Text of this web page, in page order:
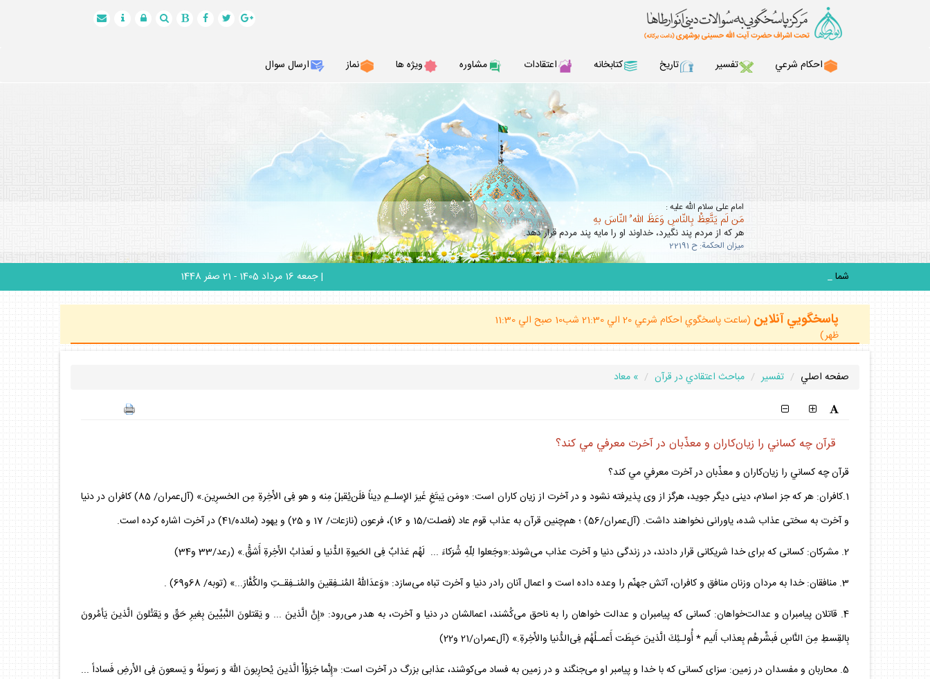
احكام شرعي تفسير تاريخ كتابخانه اعتقادات مشاوره ويژه ها نماز ارسال سوال
امام على سلام الله عليه :
مَن لَم يَتَّعِظْ بِالنّاسِ وَعَظَ اللّه ُ النّاسَ بهِ
هر كه از مردم پند نگيرد، خداوند او را مايه پند مردم قرار دهد.
ميزان الحكمة: ح 22191
شما مي توان | جمعه 16 مرداد 1405 - 21 صفر 1448
پاسخگويي آنلاين
(ساعت پاسخگوي احكام شرعي 20 الي 21:30 شب10 صبح الي 11:30
ظهر)
صفحه اصلي تفسير مباحث اعتقادي در قرآن » معاد
قرآن چه كساني را زيان‌كاران و معذّبان در آخرت معرفي مي كند؟
قرآن چه كساني را زيان‌كاران و معذّبان در آخرت معرفي مي كند؟
1.‌كافران: هر كه جز اسلام، دينى ديگر جويد، هرگز از وى پذيرفته نشود و در آخرت از زيان كاران است: «و‌مَن يَبتَغِ غَيرَ الإِسلـمِ دِيناً فلَن‌يُقبلَ مِنه و هو فِى الأَخِرةِ مِن الخسرِينَ.» (آل‌عمران/ 85) كافران در دنيا
و آخرت به سختى عذاب شده، ياورانى نخواهند داشت. (آل‌عمران/56) ؛ هم‌چنين قرآن به عذاب قوم عاد (فصلت/15 و 16)، فرعون (نازعات/ 17 و 25) و يهود (مائده/41) در آخرت اشاره كرده است.
2. مشركان: كسانى كه براى خدا شريكانى قرار دادند، در زندگى دنيا و آخرت عذاب مى‌شوند:«و‌جَعلوا لِلّهِ شُرَكاءَ ... لَهُم عَذابٌ فِى الحَيوةِ الدُّنيا و لَعذابُ الأَخِرةِ أَشقُّ.» (رعد/33 و‌34)
3. منافقان: خدا به مردان وزنان منافق و كافران، آتش جهنّم را وعده داده است و اعمال آنان رادر دنيا و آخرت تباه مى‌سازد: «وَعدَاللّهُ المُنـفِقينَ والمُنـفِقـتِ والكُفَّارَ...» (توبه/ 68‌و‌69) .
4. قاتلان پيامبران و عدالت‌خواهان: كسانى كه پيامبران و عدالت خواهان را به ناحق مى‌كُشند، اعمالشان در دنيا و آخرت، به هدر مى‌رود: «إِنَّ الَّذينَ ... و يَقتلونَ النَّبيِّينَ بِغيرِ حَقّ و يَقتُلونَ الَّذينَ يَأمُرونَ
بِالقِسطِ مِنَ النَّاسِ فَبشِّرهُم بِعذاب أَليم * أُولـئِكَ الَّذينَ حَبِطَت أَعمـلُهُم فِى‌الدُّنيا والأَخِرةِ.» (آل‌عمران/21 و22)
5‌. محاربان و مفسدان در زمين: سزاى كسانى كه با خدا و پيامبر او مى‌جنگند و در زمين به فساد مى‌كوشند، عذابى بزرگ در آخرت است: «إِنَّما جَزؤُاْ الَّذينَ يُحارِبونَ اللّهَ و رَسولَهُ و يَسعونَ فِى الأَرضِ فَساداً ...